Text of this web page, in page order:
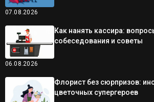
07.08.2026
06.08.2026
Как нанять кассира:
собеседования и советы
Флорист без сюрпризов:
цветочных супергероев